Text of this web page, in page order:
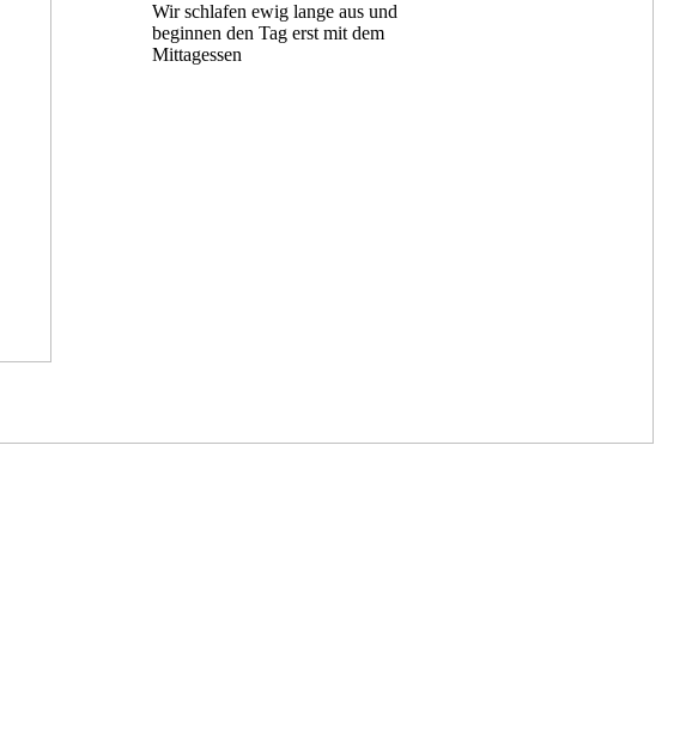
Wir schlafen ewig lange aus und
beginnen den Tag erst mit dem
Mittagessen